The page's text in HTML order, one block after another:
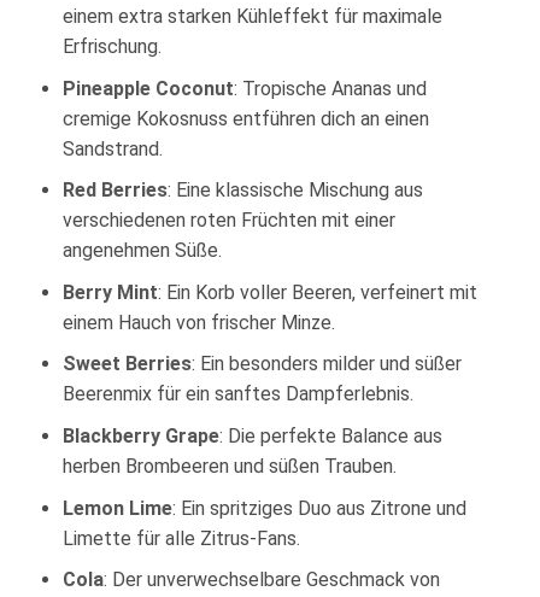
einem extra starken Kühleffekt für maximale
Erfrischung.
Pineapple Coconut: Tropische Ananas und
cremige Kokosnuss entführen dich an einen
Sandstrand.
Red Berries: Eine klassische Mischung aus
verschiedenen roten Früchten mit einer
angenehmen Süße.
Berry Mint: Ein Korb voller Beeren, verfeinert mit
einem Hauch von frischer Minze.
Sweet Berries: Ein besonders milder und süßer
Beerenmix für ein sanftes Dampferlebnis.
Blackberry Grape: Die perfekte Balance aus
herben Brombeeren und süßen Trauben.
Lemon Lime: Ein spritziges Duo aus Zitrone und
Limette für alle Zitrus-Fans.
Cola: Der unverwechselbare Geschmack von